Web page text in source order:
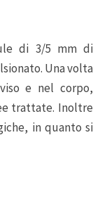
di 3/5 mm di
Una volta
e nel corpo,
trattate. Inoltre
in quanto si